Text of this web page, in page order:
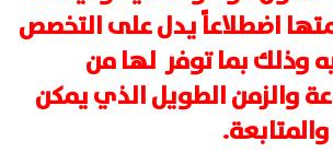
اضطلاعاً يدل على التخصص
وذلك بما توفر لها من
والزمن الطويل الذي يمكن